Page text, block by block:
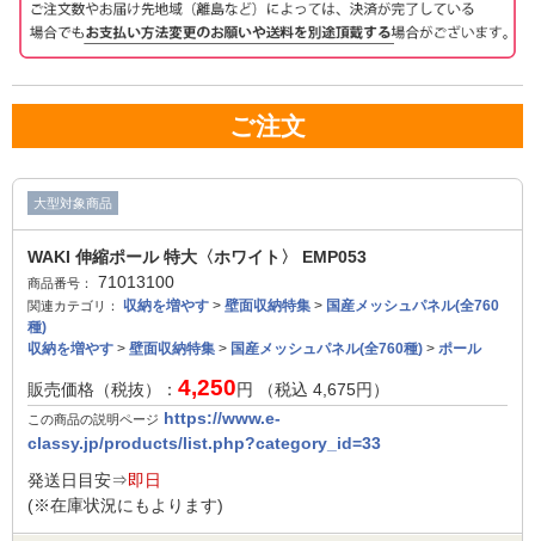
ご注文
大型対象商品
WAKI 伸縮ポール 特大〈ホワイト〉 EMP053
商品番号： 71013100
関連カテゴリ： 収納を増やす > 壁面収納特集 > 国産メッシュパネル(全760
種)
収納を増やす > 壁面収納特集 > 国産メッシュパネル(全760種) > ポール
販売価格（税抜）： 4,250円 （税込 4,675円）
この商品の説明ページ https://www.e-
classy.jp/products/list.php?category_id=33
発送日目安⇒即日
(※在庫状況にもよります)